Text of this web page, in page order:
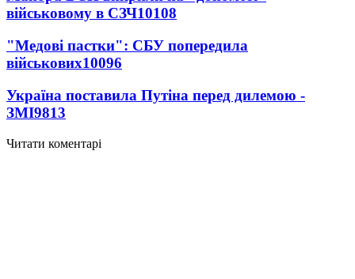
військовому в СЗЧ10108
"Медові пастки": СБУ попередила
військових10096
Україна поставила Путіна перед дилемою -
ЗМІ9813
Читати коментарі